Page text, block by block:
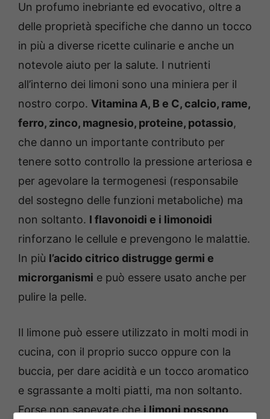
Un profumo inebriante ed evocativo, oltre a
delle proprietà specifiche che danno un tocco
in più a diverse ricette culinarie e anche un
notevole aiuto per la salute. I nutrienti
all’interno dei limoni sono una miniera per il
nostro corpo. Vitamina A, B e C, calcio, rame,
ferro, zinco, magnesio, proteine, potassio,
che danno un importante contributo per
tenere sotto controllo la pressione arteriosa e
per agevolare la termogenesi (responsabile
del sostegno delle funzioni metaboliche) ma
non soltanto. I flavonoidi e i limonoidi
rinforzano le cellule e prevengono le malattie.
In più l’acido citrico distrugge germi e
microrganismi e può essere usato anche per
pulire la pelle.
Il limone può essere utilizzato in molti modi in
cucina, con il proprio succo oppure con la
buccia, per dare acidità e un tocco aromatico
e sgrassante a molti piatti, ma non soltanto.
Forse non sapevate chei limoni possono